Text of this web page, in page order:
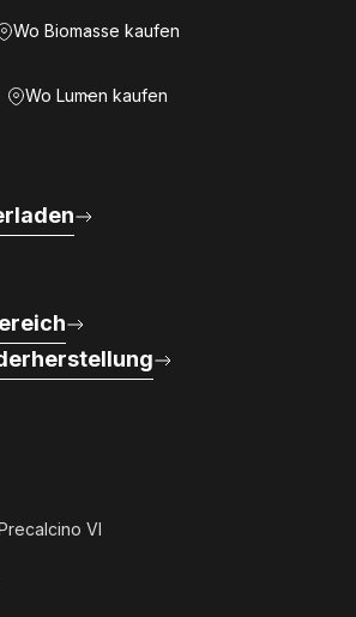
Wo Biomasse kaufen
Wo Lumen kaufen
VI